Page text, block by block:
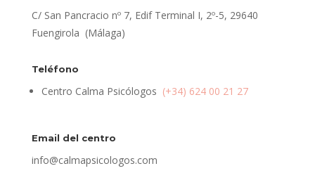
C/ San Pancracio nº 7, Edif Terminal I, 2º-5, 29640
Fuengirola (Málaga)
Teléfono
Centro Calma Psicólogos (+34) 624 00 21 27
Email del centro
info@calmapsicologos.com